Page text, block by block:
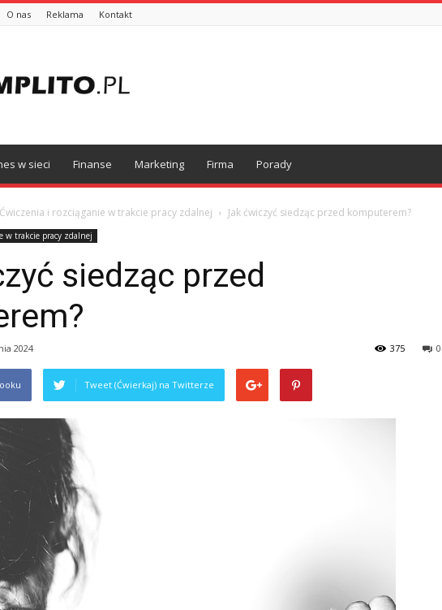
O nas Reklama Kontakt
w sieci Finanse Marketing Firma Porady
Ćwiczenia i rozciąganie w trakcie pracy zdalnej Jak ćwiczyć siedząc przed komputerem?
w trakcie pracy zdalnej
siedząc przed
2024 0
375
Tweet (Ćwierkaj) na Twitterze